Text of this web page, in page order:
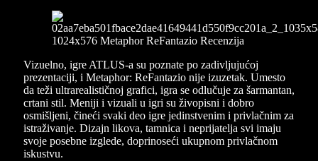
Vizuelno, igre ATLUS-a su poznate po zadivljujućoj
prezentaciji, i Metaphor: ReFantazio nije izuzetak. Umesto
da teži ultrarealističnoj grafici, igra se odlučuje za šarmantan,
crtani stil. Meniji i vizuali u igri su živopisni i dobro
osmišljeni, čineći svaki deo igre jedinstvenim i privlačnim za
istraživanje. Dizajn likova, tamnica i neprijatelja svi imaju
svoje posebne izglede, doprinoseći ukupnom privlačnom
iskustvu.